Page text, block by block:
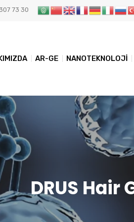
73 30
AR-GE NANOTEKNOLOJİ
DRUS Hair